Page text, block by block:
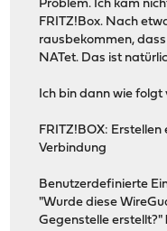
Problem. Ich kam
FRITZ!Box. Nach
rausbekommen,
NATet. Das ist
Ich bin dann wie
FRITZ!BOX:
Verbindung
Benutzerdefinierte
"Wurde diese
Gegenstelle erstellt?"